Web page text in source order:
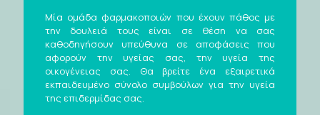
Μία ομάδα φαρμακοποιών που έχουν πάθος με
την δουλειά τους είναι σε θέση να σας
καθοδηγήσουν υπεύθυνα σε αποφάσεις που
αφορούν την υγείας σας, την υγεία της
οικογένειας σας. Θα βρείτε ένα εξαιρετικά
εκπαιδευμένο σύνολο συμβούλων για την υγεία
της επιδερμίδας σας.